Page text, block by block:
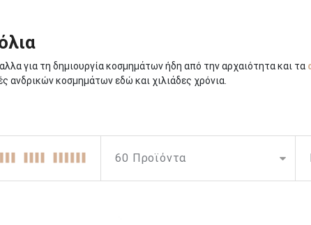
για τη δημιουργία κοσμημάτων ήδη από την αρχαιότητα και τα
ανδρικών κοσμημάτων εδώ και χιλιάδες χρόνια.
ιστορία, χρησιμεύοντας τόσο ως διακοσμητικά αξεσουάρ όσο
αρχαιότητα, όπου είχαν σημαντικές πολιτιστικές και
βραχιόλια από χρυσό και πολύτιμους λίθους, που συμβολίζουν
μεταλλικά βραχιόλια ως φυλακτά για προστασία και ως